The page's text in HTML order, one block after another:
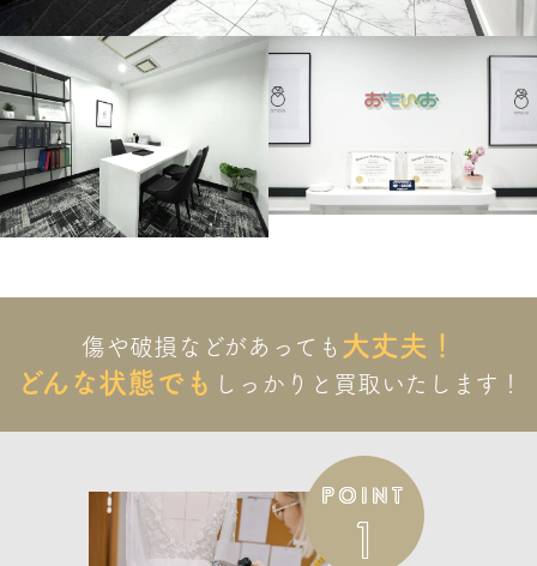
ASK
ANTOINETTE アントワネット
ASK
TINA ティナ
ASK
ヴェラウォン
傷や破損などがあっても 大丈夫！
どんな状態でも しっかりと 買取いたします！
POINT
1